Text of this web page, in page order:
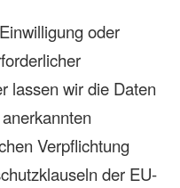
oder
lassen wir die Daten
Verpflichtung
der EU-